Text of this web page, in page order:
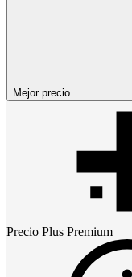
Mejor precio
Precio Plus Premium